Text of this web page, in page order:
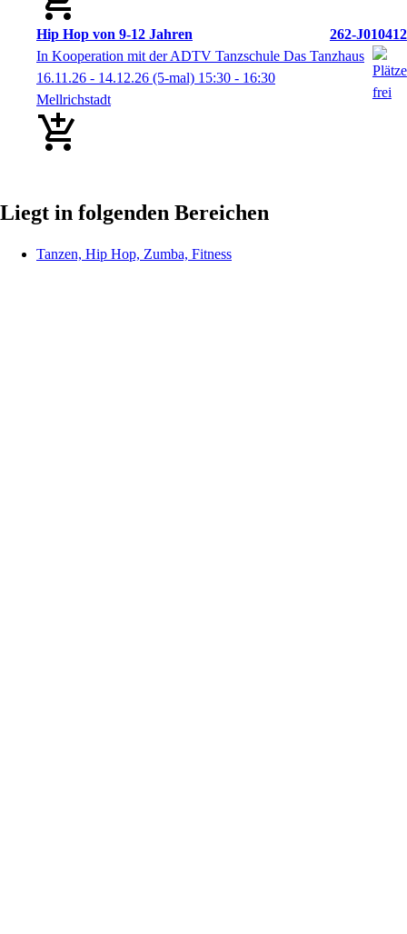
Hip Hop von 9-12 Jahren
262-J010412
In Kooperation mit der ADTV Tanzschule Das Tanzhaus
16.11.26 - 14.12.26 (5-mal) 15:30 - 16:30
Mellrichstadt
Liegt in folgenden Bereichen
Tanzen, Hip Hop, Zumba, Fitness